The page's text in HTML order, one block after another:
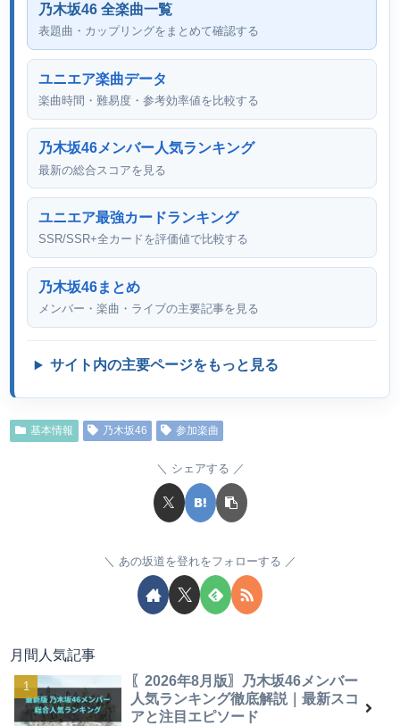
乃木坂46 全楽曲一覧
表題曲・カップリングをまとめて確認する
ユニエア楽曲データ
楽曲時間・難易度・参考効率値を比較する
乃木坂46メンバー人気ランキング
最新の総合スコアを見る
ユニエア最強カードランキング
SSR/SSR+全カードを評価値で比較する
乃木坂46まとめ
メンバー・楽曲・ライブの主要記事を見る
サイト内の主要ページをもっと見る
基本情報 乃木坂46 参加楽曲
シェアする
あの坂道を登れをフォローする
月間人気記事
〖2026年8月版〗乃木坂46メンバー
人気ランキング徹底解説｜最新スコ
アと注目エピソード